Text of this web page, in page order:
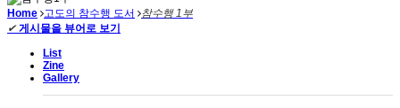
Home 고도의 참수행 도서
참수행 1부
✔ 게시물을 뷰어로 보기
List
Zine
Gallery